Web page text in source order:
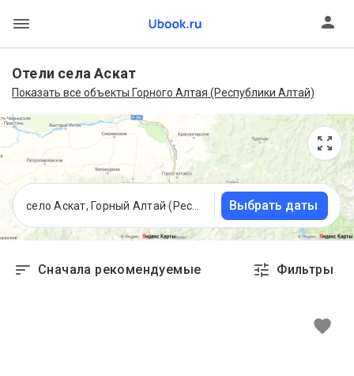
Отели села Аскат
Показать все объекты Горного Алтая (Республики Алтай)
Выбрать даты
Сначала рекомендуемые Фильтры